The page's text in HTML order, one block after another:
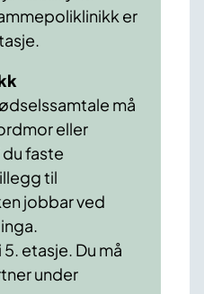
er
må
eller
faste
til
jobbar ved
etasje. Du må
under